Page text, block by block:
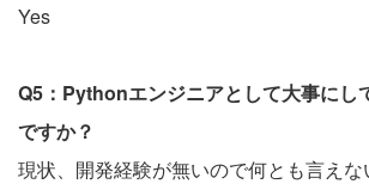
Yes
Q5：Pythonエンジニアとして大事にし
ですか？
現状、開発経験が無いので何とも言えな